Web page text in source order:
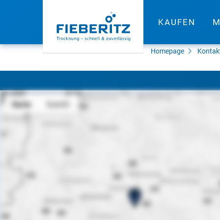
KAUFEN
Homepage